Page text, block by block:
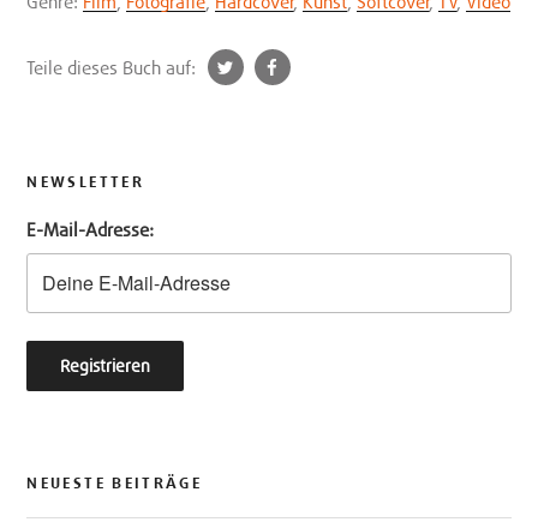
Teile dieses Buch auf:
t
NEWSLETTER
E-Mail-Adresse:
NEUESTE BEITRÄGE